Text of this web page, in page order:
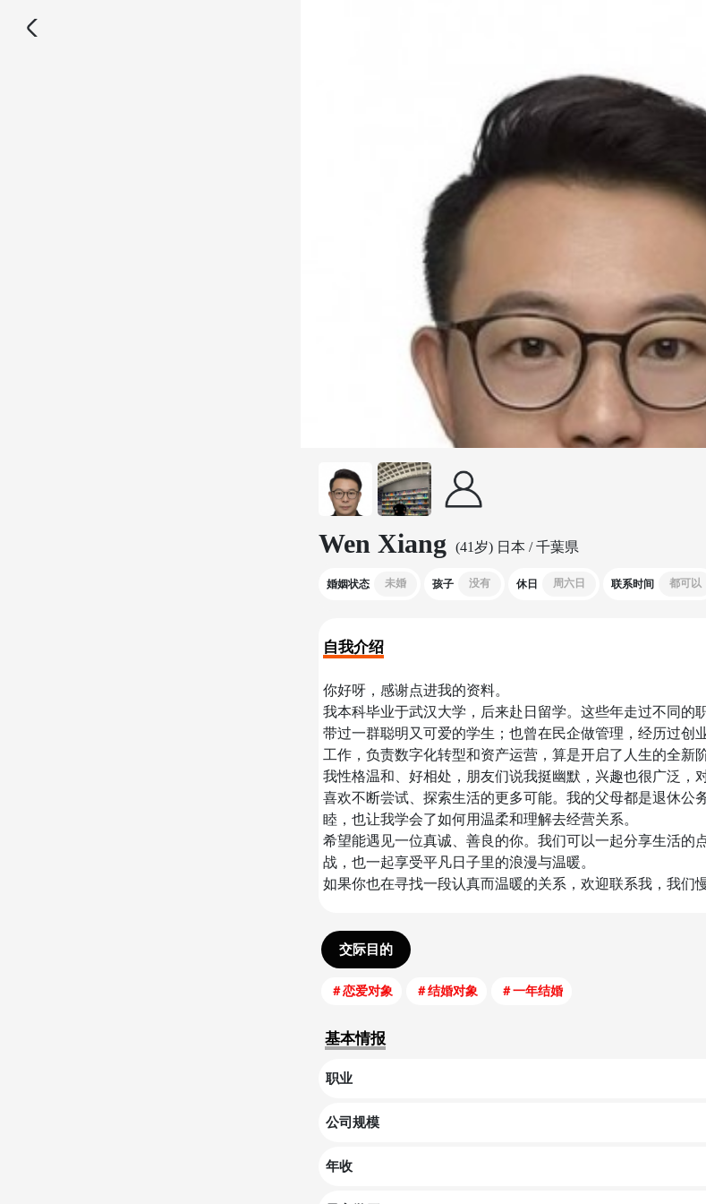
Wen Xiang (41岁) 日本 / 千葉県
婚姻状态 未婚 孩子 没有 休日 周六日 联系时间 都可以
自我介绍
你好呀，感谢点进我的资料。
我本科毕业于武汉大学，后来赴日留学。这些年走过不同的
带过一群聪明又可爱的学生；也曾在民企做管理，经历过创
工作，负责数字化转型和资产运营，算是开启了人生的全新阶
我性格温和、好相处，朋友们说我挺幽默，兴趣也很广泛，
喜欢不断尝试、探索生活的更多可能。我的父母都是退休公
睦，也让我学会了如何用温柔和理解去经营关系。
希望能遇见一位真诚、善良的你。我们可以一起分享生活的
战，也一起享受平凡日子里的浪漫与温暖。
如果你也在寻找一段认真而温暖的关系，欢迎联系我，我们慢
交际目的
＃恋爱对象 ＃结婚对象 ＃一年结婚
基本情报
职业
公司规模
年收